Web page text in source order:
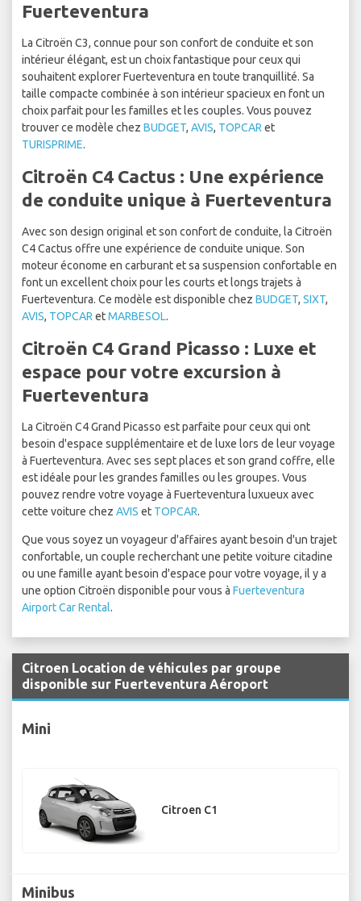
Fuerteventura
La Citroën C3, connue pour son confort de conduite et son
intérieur élégant, est un choix fantastique pour ceux qui
souhaitent explorer Fuerteventura en toute tranquillité. Sa
taille compacte combinée à son intérieur spacieux en font un
choix parfait pour les familles et les couples. Vous pouvez
trouver ce modèle chez BUDGET, AVIS, TOPCAR et
TURISPRIME.
Citroën C4 Cactus : Une expérience
de conduite unique à Fuerteventura
Avec son design original et son confort de conduite, la Citroën
C4 Cactus offre une expérience de conduite unique. Son
moteur économe en carburant et sa suspension confortable en
font un excellent choix pour les courts et longs trajets à
Fuerteventura. Ce modèle est disponible chez BUDGET, SIXT,
AVIS, TOPCAR etMARBESOL.
Citroën C4 Grand Picasso : Luxe et
espace pour votre excursion à
Fuerteventura
La Citroën C4 Grand Picasso est parfaite pour ceux qui ont
besoin d'espace supplémentaire et de luxe lors de leur voyage
à Fuerteventura. Avec ses sept places et son grand coffre, elle
est idéale pour les grandes familles ou les groupes. Vous
pouvez rendre votre voyage à Fuerteventura luxueux avec
cette voiture chez AVIS et TOPCAR.
Que vous soyez un voyageur d'affaires ayant besoin d'un trajet
confortable, un couple recherchant une petite voiture citadine
ou une famille ayant besoin d'espace pour votre voyage, il y a
une option Citroën disponible pour vous à Fuerteventura
Airport Car Rental.
Citroen Location de véhicules par groupe
disponible sur Fuerteventura Aéroport
Mini
Citroen C1
Minibus